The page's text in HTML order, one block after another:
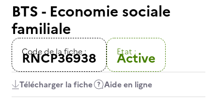
BTS - Economie sociale
familiale
Code de la fiche :
RNCP36938 Etat :
Active
Télécharger la fiche Aide en ligne